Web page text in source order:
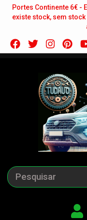
Portes Continente 6€ -
existe stock, sem